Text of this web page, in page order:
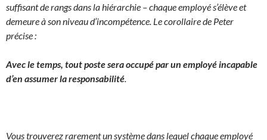
suffisant de rangs dans la hiérarchie – chaque employé s’élève et
demeure à son niveau d’incompétence. Le corollaire de Peter
précise :
Avec le temps, tout poste sera occupé par un employé incapable
d’en assumer la responsabilité
Vous trouverez rarement un système dans lequel chaque employé